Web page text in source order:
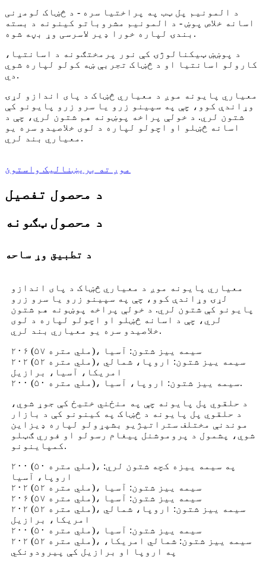
د المونیم پل ټب په پراختیا سره - د څښاک لومړنی
اسانه خلاص پوښ - د المونیم مشروباتو کینونه د بسته
بندۍ لپاره خورا ډیر لاسرسی وړ بڼه شوه.
د پوښښ ټیکنالوژۍ کې نور پرمختګونه د اسانتیا،
کارولو اسانتیا او د څښاک تجربې ښه کولو لپاره شوي
دي.
معیاري پایونه موږ د معیاري څښاک د پای اندازو لړۍ
وړاندې کوو، چې په سپینو زرو یا سرو زرو پایونو کې
شتون لري. د خولې پراخه پوښونه هم شتون لري، چې د
اسانه څښلو او اچولو لپاره د لوی خلاصیدو سره یو
معیاري بند لري.
موږ ته بریښنالیک واستوئ
د محصول تفصیل
د محصول ټګونه
د تطبیق وړ ساحه
معیاري پایونه موږ د معیاري څښاک د پای اندازو
لړۍ وړاندې کوو، چې په سپینو زرو یا سرو زرو
پایونو کې شتون لري. د خولې پراخه پوښونه هم شتون
لري، چې د اسانه څښلو او اچولو لپاره د لوی
خلاصیدو سره یو معیاري بند لري.
۲۰۶ (۵۷ ملي متره)، سیمه ییز شتون: آسیا
۲۰۲ (۵۲ ملي متره)، سیمه ییز شتون: اروپا، شمالي
امریکا، آسیا، برازیل
۲۰۰ (۵۰ ملي متره)، سیمه ییز شتون: اروپا، آسیا.
د حلقوي پل پایونه چې په منځني ختیځ کې جوړ شوي،
د حلقوي پل پایونه د څښاک په کینونو کې د بازار
موندنې مختلف ستراتیژیو بشپړولو لپاره ډیزاین
شوي، پشمول د پروموشنل پیغام رسولو او فوري ګټلو
کمپاینونو.
۲۰۰ (۵۰ ملي متره)، په سیمه ییزه کچه شتون لري:
اروپا، آسیا
۲۰۲ (۵۲ ملي متره)، سیمه ییز شتون: آسیا
۲۰۶ (۵۷ ملي متره)، سیمه ییز شتون: آسیا
۲۰۲ (۵۲ ملي متره)، سیمه ییز شتون: اروپا، شمالي
امریکا، برازیل
۲۰۰ (۵۰ ملي متره)، سیمه ییز شتون: آسیا
۲۰۲ (۵۲ ملي متره)، سیمه ییز شتون: شمالي امریکا،
په اروپا او برازیل کې پیرودونکي